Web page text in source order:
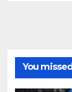
You missed